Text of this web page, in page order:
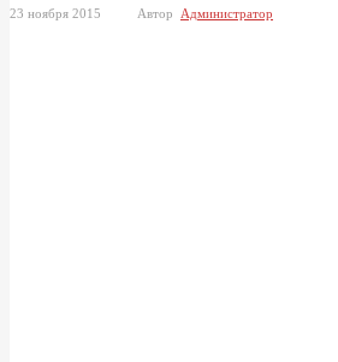
23 ноября 2015 Автор Администратор